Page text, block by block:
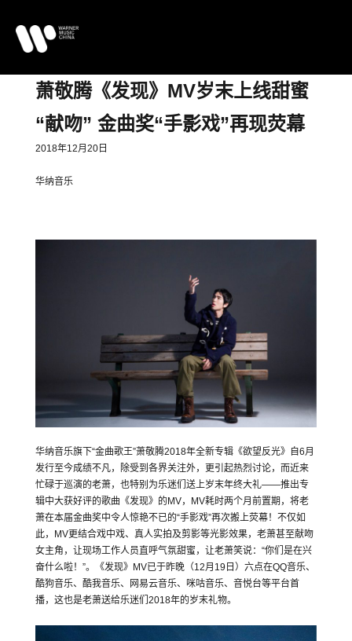
萧敬腾《发现》MV岁末上线甜蜜
“献吻” 金曲奖“手影戏”再现荧幕
2018年12月20日
华纳音乐
华纳音乐旗下“金曲歌王”萧敬腾2018年全新专辑《欲望反光》自6月
发行至今成绩不凡，除受到各界关注外，更引起热烈讨论，而近来
忙碌于巡演的老萧，也特别为乐迷们送上岁末年终大礼——推出专
辑中大获好评的歌曲《发现》的MV，MV耗时两个月前置期，将老
萧在本届金曲奖中令人惊艳不已的“手影戏”再次搬上荧幕！不仅如
此，MV更结合戏中戏、真人实拍及剪影等光影效果，老萧甚至献吻
女主角，让现场工作人员直呼气氛甜蜜，让老萧笑说：“你们是在兴
奋什么啦！”。《发现》MV已于昨晚（12月19日）六点在QQ音乐、
酷狗音乐、酷我音乐、网易云音乐、咪咕音乐、音悦台等平台首
播，这也是老萧送给乐迷们2018年的岁末礼物。